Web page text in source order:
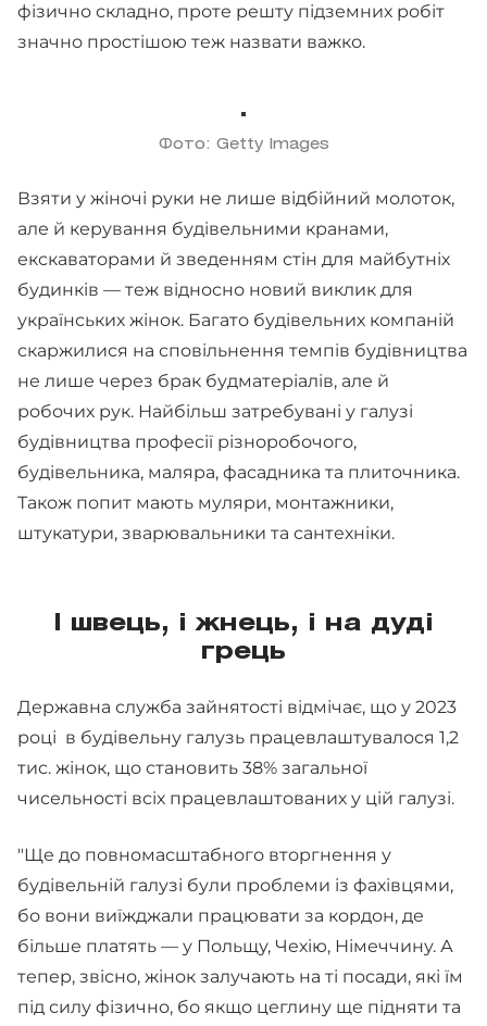
фізично складно, проте решту підземних робіт
значно простішою теж назвати важко.
Фото: Getty Images
Взяти у жіночі руки не лише відбійний молоток,
але й керування будівельними кранами,
екскаваторами й зведенням стін для майбутніх
будинків — теж відносно новий виклик для
українських жінок. Багато будівельних компаній
скаржилися на сповільнення темпів будівництва
не лише через брак будматеріалів, але й
робочих рук. Найбільш затребувані у галузі
будівництва професії різноробочого,
будівельника, маляра, фасадника та плиточника.
Також попит мають муляри, монтажники,
штукатури, зварювальники та сантехніки.
І швець, і жнець, і на дуді
грець
Державна служба зайнятості відмічає, що у 2023
році в будівельну галузь працевлаштувалося 1,2
тис. жінок, що становить 38% загальної
чисельності всіх працевлаштованих у цій галузі.
"Ще до повномасштабного вторгнення у
будівельній галузі були проблеми із фахівцями,
бо вони виїжджали працювати за кордон, де
більше платять — у Польщу, Чехію, Німеччину. А
тепер, звісно, жінок залучають на ті посади, які їм
під силу фізично, бо якщо цеглину ще підняти та